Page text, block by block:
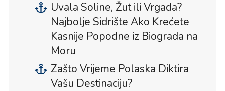
Uvala Soline, Žut ili Vrgada?
Najbolje Sidrište Ako Krećete
Kasnije Popodne iz Biograda na
Moru
Zašto Vrijeme Polaska Diktira
Vašu Destinaciju?